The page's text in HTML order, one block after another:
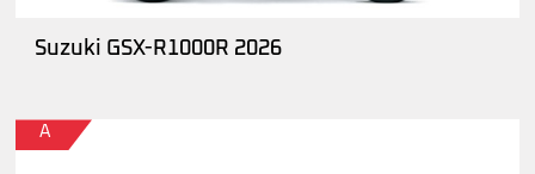
Suzuki GSX-R1000R 2026
A